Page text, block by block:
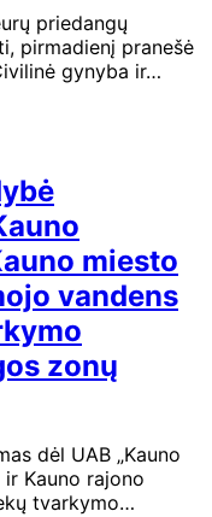
priedangų
pirmadienį pranešė
gynyba ir…
miesto
vandens
zonų
dėl UAB „Kauno
Kauno rajono
tvarkymo…